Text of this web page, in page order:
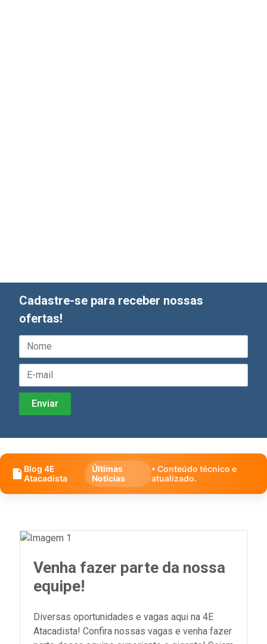
Cadastre-se para receber nossas
ofertas!
Blog 4E
Atacadista
Últimas
Notícias
• Conteúdo técnico e
atualizado.
Venha fazer parte da nossa
equipe!
Diversas oportunidades e vagas aqui na 4E
Atacadista! Confira nossas vagas e venha fazer